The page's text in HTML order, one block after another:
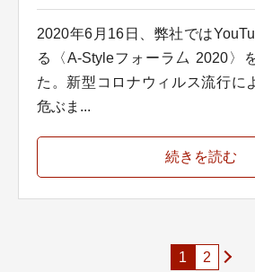
2020年6月16日、弊社では
る〈A-Styleフォーラ厶 2020〉
た。新型コロナウィルス流行に
危ぶま...
続きを読む
1 2